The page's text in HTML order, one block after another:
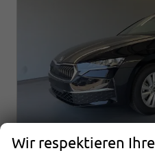
Wir respektieren